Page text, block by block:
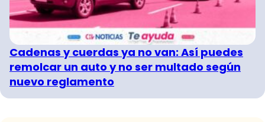
Cadenas y cuerdas ya no van: Así puedes
remolcar un auto y no ser multado según
nuevo reglamento